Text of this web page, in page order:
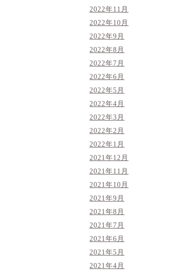
2022年11月
2022年10月
2022年9月
2022年8月
2022年7月
2022年6月
2022年5月
2022年4月
2022年3月
2022年2月
2022年1月
2021年12月
2021年11月
2021年10月
2021年9月
2021年8月
2021年7月
2021年6月
2021年5月
2021年4月